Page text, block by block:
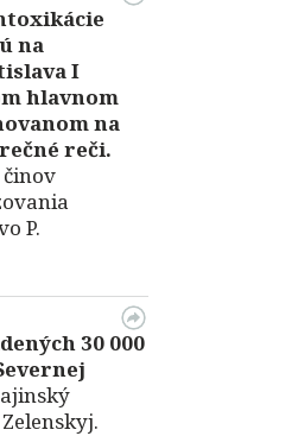
na
I
hlavnom
na
reči.
P.
30 000